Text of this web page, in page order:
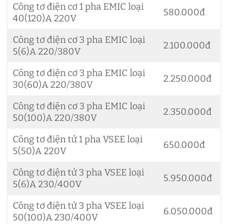
Công tơ điện cơ 1 pha EMIC loại
40(120)A 220V
580.000đ
Công tơ điện cơ 3 pha EMIC loại
5(6)A 220/380V
2.100.000đ
Công tơ điện cơ 3 pha EMIC loại
30(60)A 220/380V
2.250.000đ
Công tơ điện cơ 3 pha EMIC loại
50(100)A 220/380V
2.350.000đ
Công tơ điện tử 1 pha VSEE loại
5(50)A 220V
650.000đ
Công tơ điện tử 3 pha VSEE loại
5(6)A 230/400V
5.950.000đ
Công tơ điện tử 3 pha VSEE loại
50(100)A 230/400V
6.050.000đ